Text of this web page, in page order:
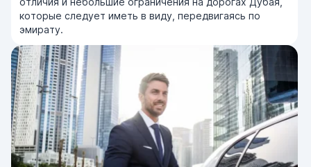
которые следует иметь в виду, передвигаясь по
эмирату.